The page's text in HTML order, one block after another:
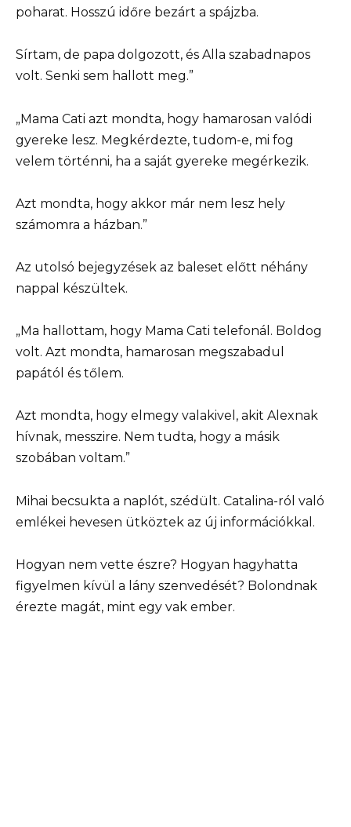
poharat. Hosszú időre bezárt a spájzba.
Sírtam, de papa dolgozott, és Alla szabadnapos
volt. Senki sem hallott meg.”
„Mama Cati azt mondta, hogy hamarosan valódi
gyereke lesz. Megkérdezte, tudom-e, mi fog
velem történni, ha a saját gyereke megérkezik.
Azt mondta, hogy akkor már nem lesz hely
számomra a házban.”
Az utolsó bejegyzések az baleset előtt néhány
nappal készültek.
„Ma hallottam, hogy Mama Cati telefonál. Boldog
volt. Azt mondta, hamarosan megszabadul
papától és tőlem.
Azt mondta, hogy elmegy valakivel, akit Alexnak
hívnak, messzire. Nem tudta, hogy a másik
szobában voltam.”
Mihai becsukta a naplót, szédült. Catalina-ról való
emlékei hevesen ütköztek az új információkkal.
Hogyan nem vette észre? Hogyan hagyhatta
figyelmen kívül a lány szenvedését? Bolondnak
érezte magát, mint egy vak ember.